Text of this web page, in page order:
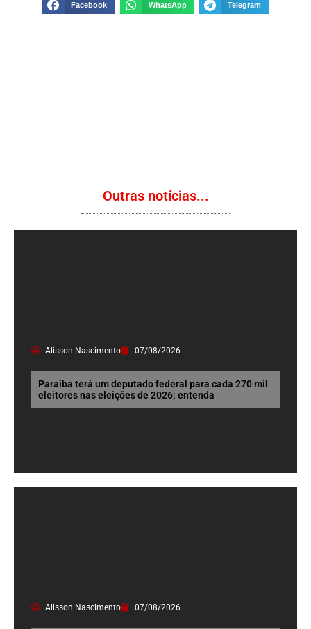
Facebook WhatsApp Telegram
Outras notícias...
Alisson Nascimento 07/08/2026
Paraíba terá um deputado federal para cada 270 mil
eleitores nas eleições de 2026; entenda
Alisson Nascimento 07/08/2026